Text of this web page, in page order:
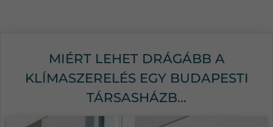
MIÉRT LEHET DRÁGÁBB A
KLÍMASZERELÉS EGY BUDAPESTI
TÁRSASHÁZB...